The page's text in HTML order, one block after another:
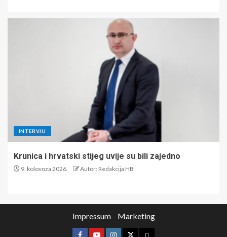
INTERVJU
Krunica i hrvatski stijeg uvije su bili zajedno
9. kolovoza 2026. Autor: Redakcija HB
Impressum Marketing